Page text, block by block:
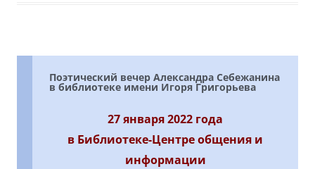
Поэтический вечер Александра Себежанина
в библиотеке имени Игоря Григорьева
27 января 2022 года
в Библиотеке-Центре общения и
информации